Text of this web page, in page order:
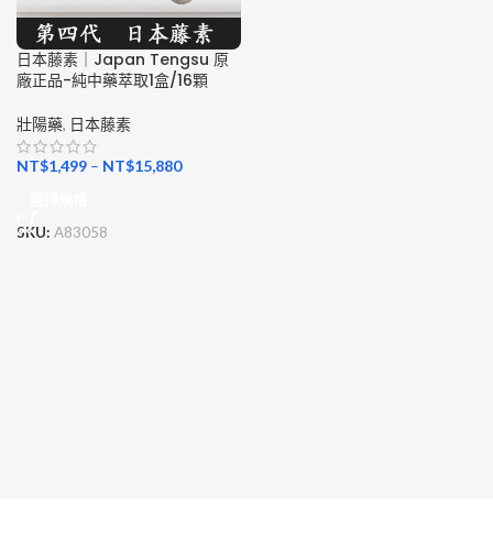
日本藤素｜Japan Tengsu 原
廠正品-純中藥萃取1盒/16顆
壯陽藥, 日本藤素
NT$1,499 – NT$15,880
SKU: A83058